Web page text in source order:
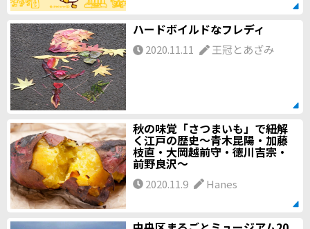
ハードボイルドなフレディ
2020.11.11 王冠とあざみ
秋の味覚「さつまいも」で紐解
く江戸の歴史～青木昆陽・加藤
枝直・大岡越前守・徳川吉宗・
前野良沢～
2020.11.9 Hanes